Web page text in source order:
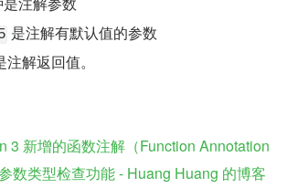
是注解有默认值的参数
注解返回值。
3 新增的函数注解（Function Annotation
数类型检查功能 - Huang Huang 的博客